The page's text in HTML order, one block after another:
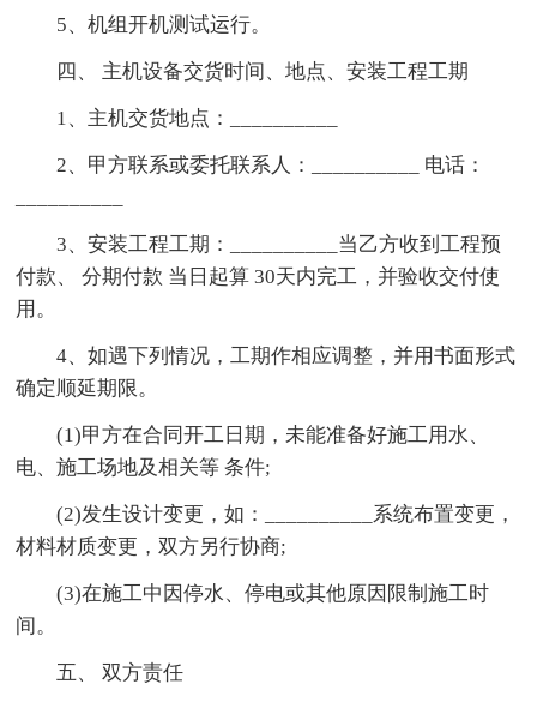
5、机组开机测试运行。
四、 主机设备交货时间、地点、安装工程工期
1、主机交货地点：__________
2、甲方联系或委托联系人：__________ 电话：
3、安装工程工期：__________当乙方收到工程预
付款、 分期付款 当日起算 30天内完工，并验收交付使
用。
4、如遇下列情况，工期作相应调整，并用书面形式
确定顺延期限。
(1)甲方在合同开工日期，未能准备好施工用水、
电、施工场地及相关等 条件;
(2)发生设计变更，如：__________系统布置变更，
材料材质变更，双方另行协商;
(3)在施工中因停水、停电或其他原因限制施工时
间。
五、 双方责任